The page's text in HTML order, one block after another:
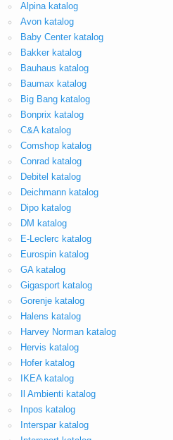
Alpina katalog
Avon katalog
Baby Center katalog
Bakker katalog
Bauhaus katalog
Baumax katalog
Big Bang katalog
Bonprix katalog
C&A katalog
Comshop katalog
Conrad katalog
Debitel katalog
Deichmann katalog
Dipo katalog
DM katalog
E-Leclerc katalog
Eurospin katalog
GA katalog
Gigasport katalog
Gorenje katalog
Halens katalog
Harvey Norman katalog
Hervis katalog
Hofer katalog
IKEA katalog
Il Ambienti katalog
Inpos katalog
Interspar katalog